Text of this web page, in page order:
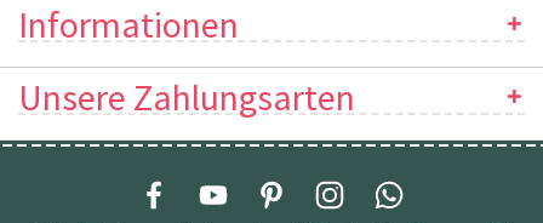
Informationen
Unsere Zahlungsarten